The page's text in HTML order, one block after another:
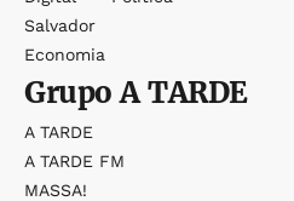
Salvador
Economia
GrupoA TARDE
A TARDE
A TARDE FM
MASSA!